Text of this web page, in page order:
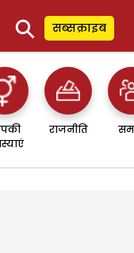
⚲ सब्सक्राइब
राजनीति